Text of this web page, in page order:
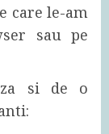
care le-am
sau pe
si de o